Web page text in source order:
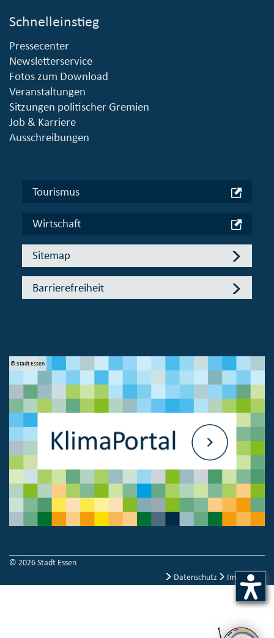
Schnelleinstieg
Pressecenter
Newsletterservice
Fotos zum Download
Veranstaltungen
Sitzungen politischer Gremien
Job & Karriere
Ausschreibungen
Tourismus
Wirtschaft
Sitemap
Barrierefreiheit
© Stadt Essen
© 2026 Stadt Essen
Datenschutz
Impressum